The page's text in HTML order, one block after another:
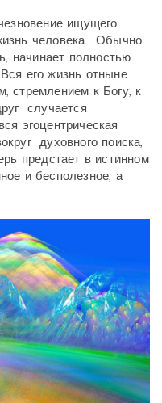
ищущего
человека. Обычно
начинает полностью
его жизнь отныне
стремлением к Богу, к
случается
эгоцентрическая
духовного поиска,
предстает в истинном
и бесполезное, а